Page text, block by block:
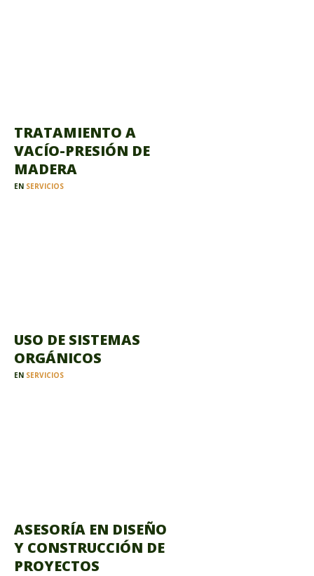
TRATAMIENTO A
VACÍO-PRESIÓN DE
MADERA
EN SERVICIOS
USO DE SISTEMAS
ORGÁNICOS
EN SERVICIOS
ASESORÍA EN DISEÑO
Y CONSTRUCCIÓN DE
PROYECTOS